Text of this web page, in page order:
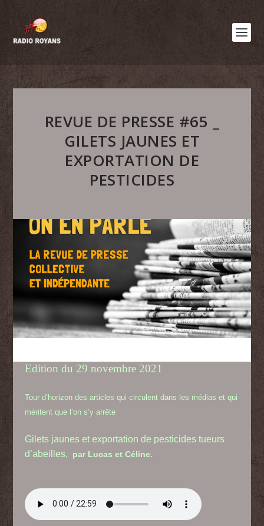
REVUE DE PRESSE #65 _
GILETS JAUNES ET
EXPORTATION DE
PESTICIDES
Edition du 29 novembre 2021
Tour d’horizon des articles qui circulent dans les médias et qui
méritent que l’on s’y arrête
Gilets jaunes et exportation de pesticides tueurs
d’abeilles,
par Lucas et Céline.